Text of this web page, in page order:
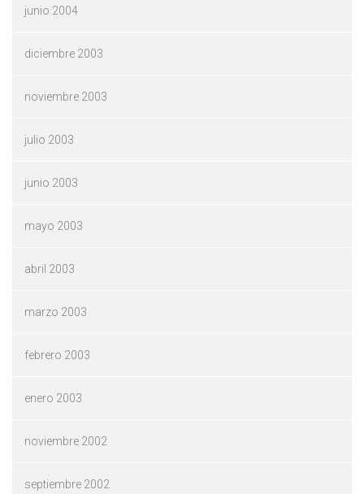
junio 2004
diciembre 2003
noviembre 2003
julio 2003
junio 2003
mayo 2003
abril 2003
marzo 2003
febrero 2003
enero 2003
noviembre 2002
septiembre 2002